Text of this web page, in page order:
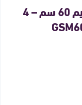
مسطح سيراميك جنرال سوبريم 60 سم – 4